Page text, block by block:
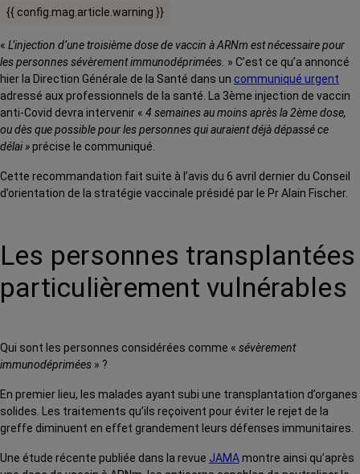
{{ config.mag.article.warning }}
« L’injection d’une troisième dose de vaccin à ARNm est nécessaire pour
les personnes sévèrement immunodéprimées. » C’est ce qu’a annoncé
hier la Direction Générale de la Santé dans un communiqué urgent
adressé aux professionnels de la santé. La 3ème injection de vaccin
anti-Covid devra intervenir « 4 semaines au moins après la 2ème dose,
ou dès que possible pour les personnes qui auraient déjà dépassé ce
délai »précise le communiqué.
Cette recommandation fait suite à l’avis du 6 avril dernier du Conseil
d’orientation de la stratégie vaccinale présidé par le Pr Alain Fischer.
Les personnes transplantées
particulièrement vulnérables
Qui sont les personnes considérées comme « sévèrement
immunodéprimées » ?
En premier lieu, les malades ayant subi une transplantation d’organes
solides. Les traitements qu’ils reçoivent pour éviter le rejet de la
greffe diminuent en effet grandement leurs défenses immunitaires.
Une étude récente publiée dans la revue JAMAmontre ainsi qu’après